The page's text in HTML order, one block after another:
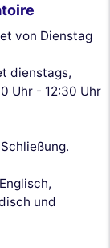
von Dienstag
dienstags,
Uhr - 12:30 Uhr
und